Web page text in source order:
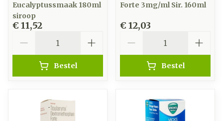
Eucalyptussmaak 180ml
siroop
€ 11,52
Bestel
Forte 3mg/ml Sir. 160ml
€ 12,03
Bestel